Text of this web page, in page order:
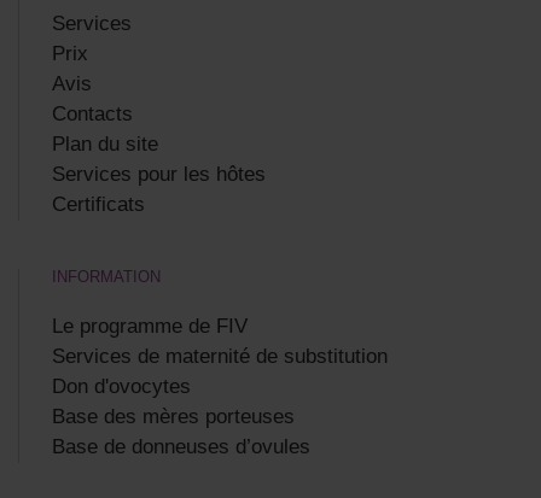
Services
Prix
Avis
Contacts
Plan du site
Services pour les hôtes
Certificats
INFORMATION
Le programme de FIV
Services de maternité de substitution
Don d'ovocytes
Base des mères porteuses
Base de donneuses d’ovules